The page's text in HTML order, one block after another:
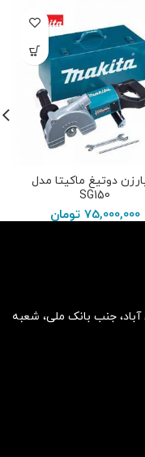
دوتیغ ماکیتا مدل
SG150
75,000,000 تومان
جنب بانک ملی، شعبه